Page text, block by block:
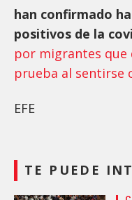
han confirmado
positivos de la
por migrantes que
prueba al sentirse
EFE
TE PUEDE